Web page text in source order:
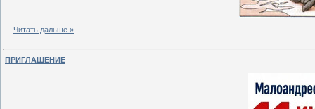
Читать дальше »
ПРИГЛАШЕНИЕ